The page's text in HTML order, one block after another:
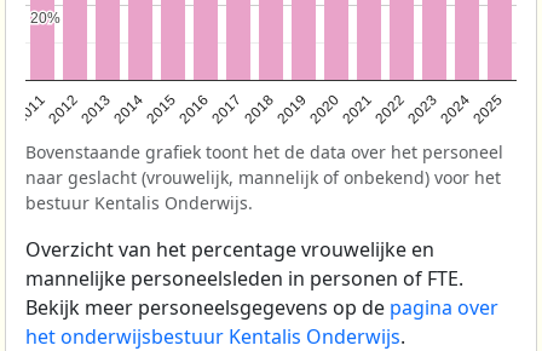
201120122013201420152016201720182019202020212022202320242025
20%
20%
Bovenstaande grafiek toont het de data over het personeel
naar geslacht (vrouwelijk, mannelijk of onbekend) voor het
bestuur Kentalis Onderwijs.
Overzicht van het percentage vrouwelijke en
mannelijke personeelsleden in personen of FTE.
Bekijk meer personeelsgegevens op de pagina over
het onderwijsbestuur Kentalis Onderwijs.